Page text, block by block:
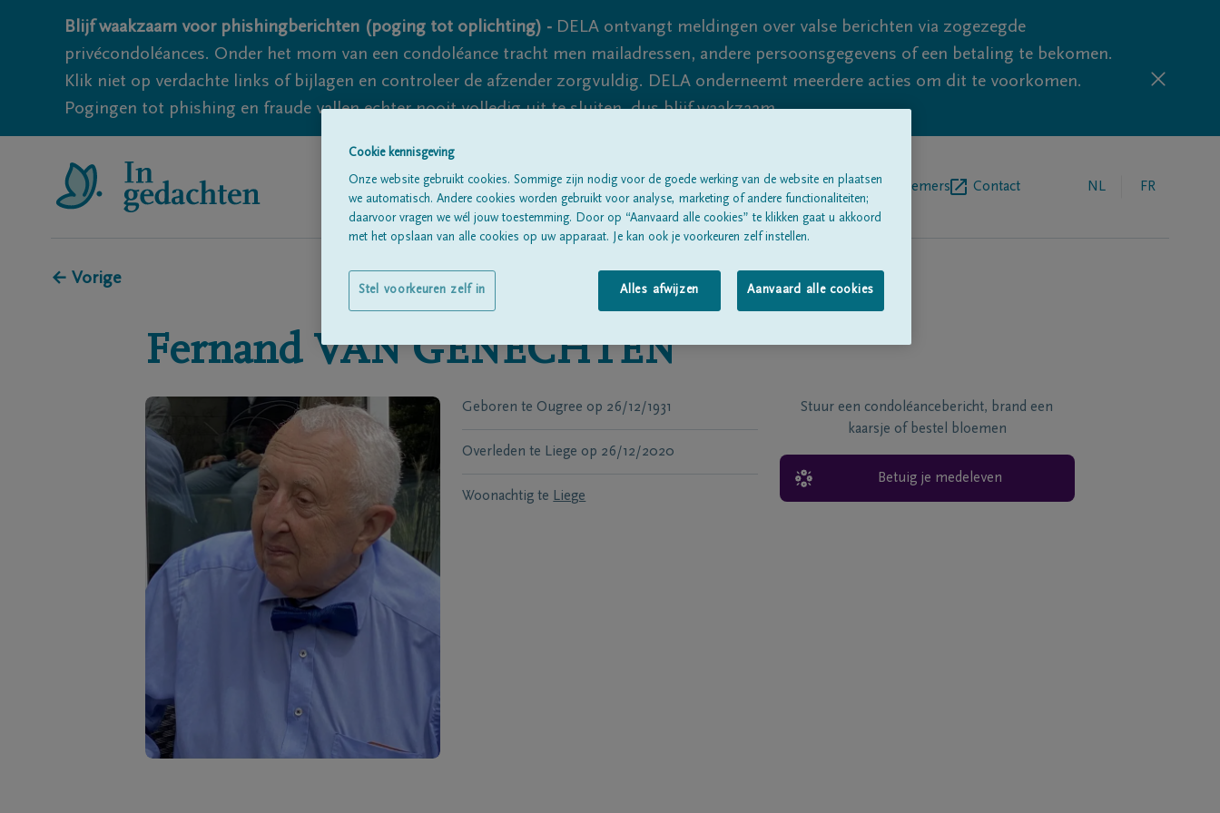
Blijf waakzaam voor phishingberichten (poging tot oplichting) - DELA ontvangt meldingen over valse berichten via zogezegde
privécondoléances. Onder het mom van een condoléance tracht men mailadressen, andere persoonsgegevens of een betaling te bekomen.
Klik niet op verdachte links of bijlagen en controleer de afzender zorgvuldig. DELA onderneemt meerdere acties om dit te voorkomen.
Pogingen tot phishing en fraude vallen echter nooit volledig uit te sluiten, dus blijf waakzaam.
Alle rouwberichtenOver onsBegrafenisondernemers Contact NL FR
← Vorige
Fernand VAN GENECHTEN
Geboren te Ougree op 26/12/1931
Overleden te Liege op 26/12/2020
Woonachtig te Liege
Stuur een condoléancebericht, brand een
kaarsje of bestel bloemen
Betuig je medeleven
Cookie kennisgeving
Onze website gebruikt cookies. Sommige zijn nodig voor de goede werking van de website en plaatsen
we automatisch. Andere cookies worden gebruikt voor analyse, marketing of andere functionaliteiten;
daarvoor vragen we wél jouw toestemming. Door op “Aanvaard alle cookies” te klikken gaat u akkoord
met het opslaan van alle cookies op uw apparaat. Je kan ook je voorkeuren zelf instellen.
Alles afwijzen Aanvaard alle cookies
Stel voorkeuren zelf in